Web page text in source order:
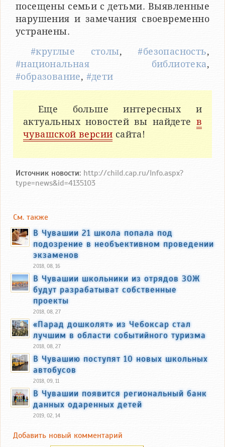
посещены семьи с детьми. Выявленные
нарушения и замечания своевременно
устранены.
#круглые столы,#безопасность,
#национальная библиотека,
#образование, #дети
Еще больше интересных и
актуальных новостей вы найдете в
чувашской версии сайта!
Источник новости: http://child.cap.ru/Info.aspx?
type=news&id=4135103
См. также
В Чувашии 21 школа попала под
подозрение в необъективном проведении
экзаменов
2018, 08, 16
В Чувашии школьники из отрядов ЗОЖ
будут разрабатыват собственные
проекты
2018, 08, 27
«Парад дошколят» из Чебоксар стал
лучшим в области событийного туризма
2018, 08, 27
В Чувашию поступят 10 новых школьных
автобусов
2018, 09, 11
В Чувашии появится региональный банк
данных одаренных детей
2019, 02, 14
Добавить новый комментарий